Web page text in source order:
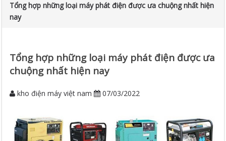
Tổng hợp những loại máy phát điện được ưa chuộng nhất hiện
nay
Tổng hợp những loại máy phát điện được ưa
chuộng nhất hiện nay
kho điện máy việt nam 07/03/2022